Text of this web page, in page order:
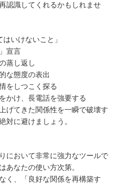
認識してくれるかもしれませ
いけないこと」
宣言
蒸し返し
な態度の表出
をしつこく探る
かけ、長電話を強要する
げてきた関係性を一瞬で破壊す
対に避けましょう。
において非常に強力なツールで
あなたの使い方次第。
く、「良好な関係を再構築す